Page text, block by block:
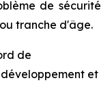
de sécurité
tranche d'âge.
de
et